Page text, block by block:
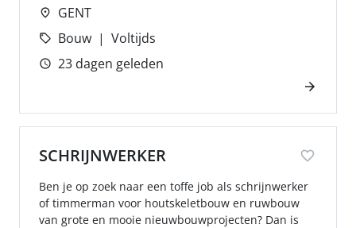
GENT
Bouw
Voltijds
23 dagen geleden
SCHRIJNWERKER
Ben je op zoek naar een toffe job als schrijnwerker
of timmerman voor houtskeletbouw en ruwbouw
van grote en mooie nieuwbouwprojecten? Dan is